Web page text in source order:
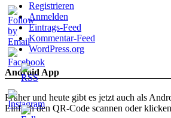
Registrieren
Anmelden
Eintrags-Feed
Kommentar-Feed
WordPress.org
Android App
Früher und heute gibt es jetzt auch als
Einfach den QR-Code scannen oder